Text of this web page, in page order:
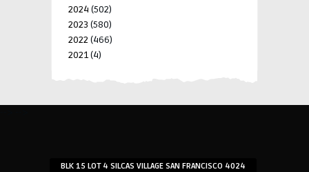
2024 (502)
2023 (580)
2022 (466)
2021(4)
BLK 15 LOT 4 SILCAS VILLAGE SAN FRANCISCO 4024